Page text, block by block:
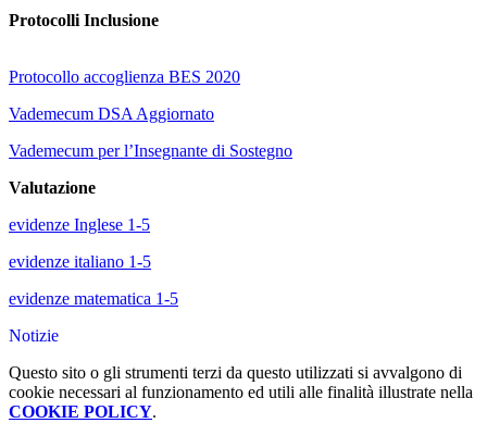
Protocolli Inclusione
Protocollo accoglienza BES 2020
Vademecum DSA Aggiornato
Vademecum per l’Insegnante di Sostegno
Valutazione
evidenze Inglese 1-5
evidenze italiano 1-5
evidenze matematica 1-5
Notizie
Questo sito o gli strumenti terzi da questo utilizzati si avvalgono di
cookie necessari al funzionamento ed utili alle finalità illustrate nella
COOKIE POLICY.